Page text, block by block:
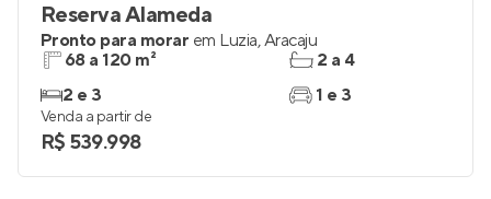
Reserva Alameda
Pronto para morar em Luzia,Aracaju
68 a 120 m²
2 e 3
2 a 4
1 e 3
Venda a partir de
R$ 539.998